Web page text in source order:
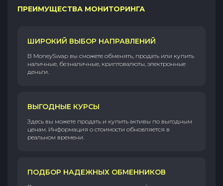
ПРЕИМУЩЕСТВА МОНИТОРИНГА
ШИРОКИЙ ВЫБОР НАПРАВЛЕНИЙ
В MoneySwap вы сможете обменять, продать или купить
наличные, безналичные, криптовалюты, электронные
деньги.
ВЫГОДНЫЕ КУРСЫ
Здесь вы можете продать и купить активы по выгодным
ценам. Информация о стоимости обновляется в
реальном времени.
ПОДБОР НАДЕЖНЫХ ОБМЕННИКОВ